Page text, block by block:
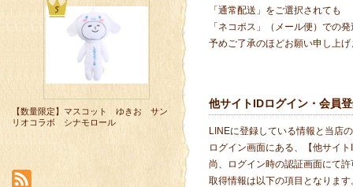
「通常配送」をご選択されても
「ネコポス」（メール便）での
予めご了承のほどお願い申し上げ
他サイトIDログイン・会員
LINEに登録している情報と当店
ログイン画面にある、【他サイ
尚、ログイン時の認証画面にて
取得情報は以下の項目となります
【数量限定】マスコット ゆきお サン
リオコラボ シナモロール